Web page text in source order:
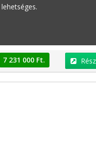
Dacia Lodgy
lehetséges.
7 231 000 Ft.